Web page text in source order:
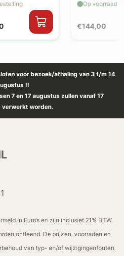
€144,00
Op voorraad
voor bezoek/afhaling van 3 t/m 14
!!
7 en 17 augustus zullen vanaf 17
verwerkt worden.
in Euro’s en zijn inclusief 21% BTW.
ontleend. De prijzen, voorraden en
van typ- en/of wijzigingenfouten.